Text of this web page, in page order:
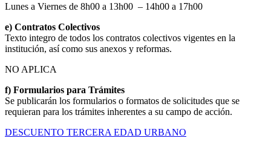
Lunes a Viernes de 8h00 a 13h00 – 14h00 a 17h00
e) Contratos Colectivos
Texto integro de todos los contratos colectivos vigentes en la
institución, así como sus anexos y reformas.
NO APLICA
f) Formularios para Trámites
Se publicarán los formularios o formatos de solicitudes que se
requieran para los trámites inherentes a su campo de acción.
DESCUENTO TERCERA EDAD URBANO